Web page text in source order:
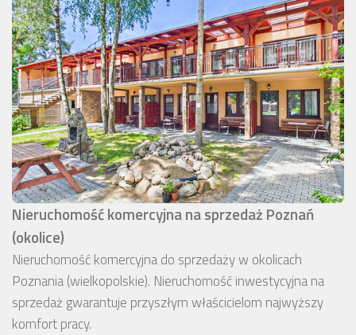
Nieruchomość komercyjna na sprzedaż Poznań
(okolice)
Nieruchomość komercyjna do sprzedaży w okolicach
Poznania (wielkopolskie). Nieruchomość inwestycyjna na
sprzedaż gwarantuje przyszłym właścicielom najwyższy
komfort pracy.